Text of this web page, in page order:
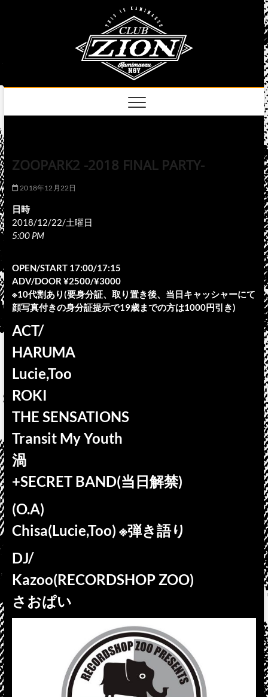
ZOOPARK2 -2018 FINAL PARTY-
2018年12月22日
日時
2018/12/22/土曜日
5:00 PM
OPEN/START 17:00/17:15
ADV/DOOR ¥2500/¥3000
※10代割あり(要身分証、取り置き後、当日キャッシャーにて
顔写真付きの身分証提示で19歳までの方は1000円引き)
ACT/
HARUMA
Lucie,Too
ROKI
THE SENSATIONS
Transit My Youth
渦
+SECRET BAND(当日解禁)
(O.A)
Chisa(Lucie,Too) ※弾き語り
DJ/
Kazoo(RECORDSHOP ZOO)
さおぱい